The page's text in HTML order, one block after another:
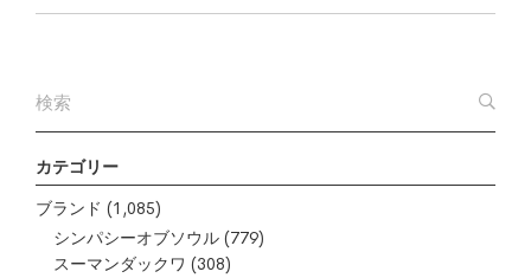
カテゴリー
ブランド (1,085)
シンパシーオブソウル (779)
スーマンダックワ (308)